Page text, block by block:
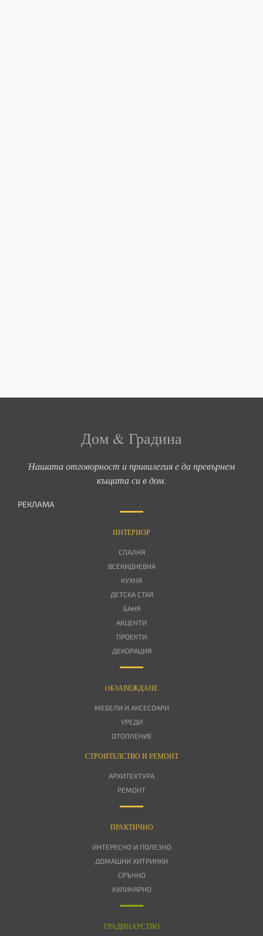
Дом & Градина
Нашата отговорност и привилегия е да превърнем
къщата си в дом.
РЕКЛАМА
ИНТЕРИОР
СПАЛНЯ
ВСЕКИДНЕВНА
КУХНЯ
ДЕТСКА СТАЯ
БАНЯ
АКЦЕНТИ
ПРОЕКТИ
ДЕКОРАЦИЯ
OБЗАВЕЖДАНЕ
МЕБЕЛИ И АКСЕСОАРИ
УРЕДИ
ОТОПЛЕНИЕ
СТРОИТЕЛСТВО И РЕМОНТ
АРХИТЕКТУРА
РЕМОНТ
ПРАКТИЧНО
ИНТЕРЕСНО И ПОЛЕЗНО
ДОМАШНИ ХИТРИНКИ
СРЪЧНО
КУЛИНАРНО
ГРАДИНАРСТВО